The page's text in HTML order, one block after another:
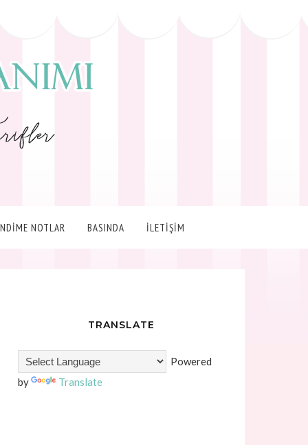
NOTLAR BASINDA İLETİŞİM
TRANSLATE
Powered
by
Translate